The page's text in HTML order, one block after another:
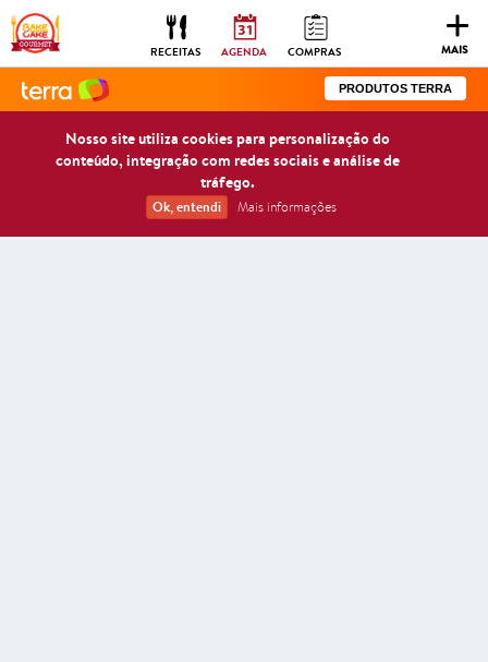
PRODUTOS TERRA
Nosso site utiliza cookies para personalização do
conteúdo, integração com redes sociais e análise de
tráfego.
Ok, entendi Mais informações
MAIS
RECEITAS AGENDA COMPRAS